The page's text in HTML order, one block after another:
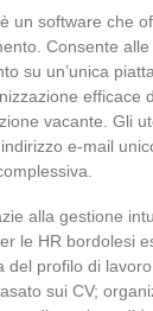
un software che
Consente
su un’unica
efficace
vacante. Gli
e-mail
alla gestione
le HR bordolesi
del profilo di
sui CV;